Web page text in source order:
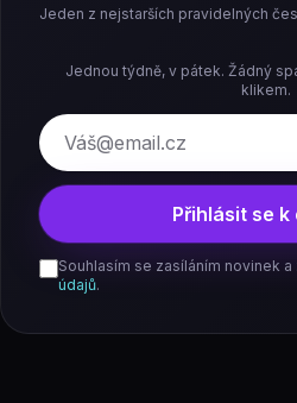
Jeden z nejstarších pravidelných
Jednou týdně, v pátek. Žádný
klikem.
E-mail
Přihlásit se k
Souhlasím se zasíláním novinek a
údajů.